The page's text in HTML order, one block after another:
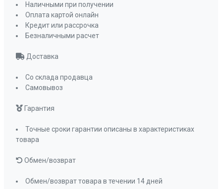
Угольный фильтр
ПРОМО Скидка
Наличными при получении
Оплата картой онлайн
Кредит или рассрочка
Безналичными расчет
Доставка
Со склада продавца
Самовывоз
Гарантия
Точные сроки гарантии описаны в характеристиках
товара
Обмен/возврат
Обмен/возврат товара в течении 14 дней